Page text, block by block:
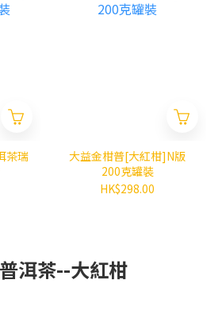
茶瑞
大益金柑普[大紅柑]N版
200克罐裝
HK$298.00
洱茶--大紅柑